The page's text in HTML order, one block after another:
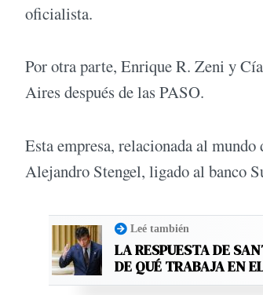
oficialista.
Por otra parte, Enrique R. Zeni y
Aires después de las PASO.
Esta empresa, relacionada al
Alejandro Stengel, ligado al banco
Leé también
LA RESPUESTA DE
DE QUÉ TRABAJA EN